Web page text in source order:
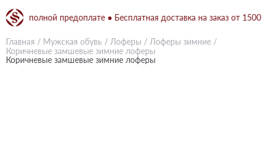
полной предоплате ● Бесплатная доставка на заказ от 1500
Главная / Мужская обувь / Лоферы / Лоферы зимние /
Коричневые замшевые зимние лоферы
Коричневые замшевые зимние лоферы